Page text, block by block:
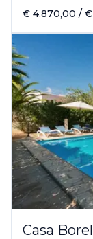
€ 4.870,00 / €
Casa